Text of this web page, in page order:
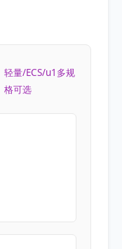
轻量/ECS/u1多规
格可选